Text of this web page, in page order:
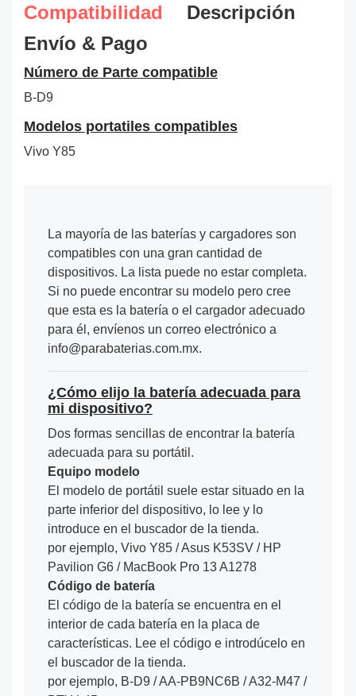
Compatibilidad
Descripción
Envío & Pago
Número de Parte compatible
B-D9
Modelos portatiles compatibles
Vivo Y85
La mayoría de las baterías y cargadores son
compatibles con una gran cantidad de
dispositivos. La lista puede no estar completa.
Si no puede encontrar su modelo pero cree
que esta es la batería o el cargador adecuado
para él, envíenos un correo electrónico a
info@parabaterias.com.mx.
¿Cómo elijo la batería adecuada para
mi dispositivo?
Dos formas sencillas de encontrar la batería
adecuada para su portátil.
Equipo modelo
El modelo de portátil suele estar situado en la
parte inferior del dispositivo, lo lee y lo
introduce en el buscador de la tienda.
por ejemplo, Vivo Y85 / Asus K53SV / HP
Pavilion G6 / MacBook Pro 13 A1278
Código de batería
El código de la batería se encuentra en el
interior de cada batería en la placa de
características. Lee el código e introdúcelo en
el buscador de la tienda.
por ejemplo, B-D9 / AA-PB9NC6B / A32-M47 /